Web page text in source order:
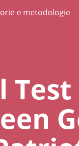
e metodologie